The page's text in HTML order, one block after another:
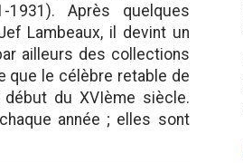
Après quelques
Lambeaux, il devint un
ailleurs des collections
que le célèbre retable de
début du XVIème siècle.
année ; elles sont